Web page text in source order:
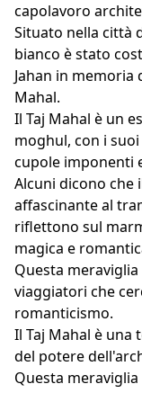
capolavoro
Situato nella città
bianco è stato
Jahan in memoria
Mahal.
Il Taj Mahal è un
moghul, con i
cupole imponenti
Alcuni dicono che
affascinante al
riflettono sul
magica e
Questa
viaggiatori che
romanticismo.
Il Taj Mahal è
del potere
Questa